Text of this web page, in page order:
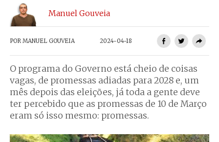
Manuel Gouveia
POR MANUEL GOUVEIA 2024-04-18
O programa do Governo está cheio de coisas
vagas, de promessas adiadas para 2028 e, um
mês depois das eleições, já toda a gente deve
ter percebido que as promessas de 10 de Março
eram só isso mesmo: promessas.